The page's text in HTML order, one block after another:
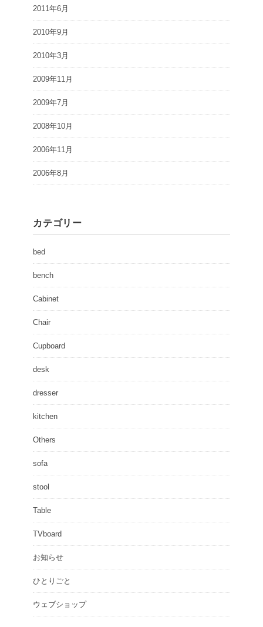
2011年6月
2010年9月
2010年3月
2009年11月
2009年7月
2008年10月
2006年11月
2006年8月
カテゴリー
bed
bench
Cabinet
Chair
Cupboard
desk
dresser
kitchen
Others
sofa
stool
Table
TVboard
お知らせ
ひとりごと
ウェブショップ